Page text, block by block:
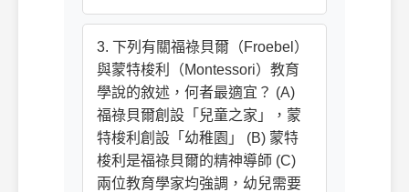
3. 下列有關福祿貝爾（Froebel）
與蒙特梭利（Montessori）教育
學說的敘述，何者最適宜？ (A)
福祿貝爾創設「兒童之家」，蒙
特梭利創設「幼稚園」 (B) 蒙特
梭利是福祿貝爾的精神導師 (C)
兩位教育學家均強調，幼兒需要